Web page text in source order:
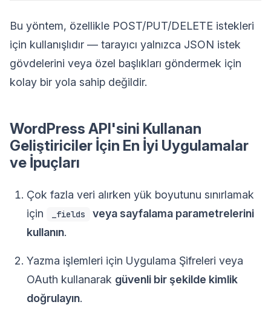
Bu yöntem, özellikle POST/PUT/DELETE istekleri
için kullanışlıdır — tarayıcı yalnızca JSON istek
gövdelerini veya özel başlıkları göndermek için
kolay bir yola sahip değildir.
WordPress API'sini Kullanan
Geliştiriciler İçin En İyi Uygulamalar
ve İpuçları
Çok fazla veri alırken yük boyutunu sınırlamak
için
_fields
veya sayfalama parametrelerini
kullanın.
Yazma işlemleri için Uygulama Şifreleri veya
OAuth kullanarak güvenli bir şekilde kimlik
doğrulayın.